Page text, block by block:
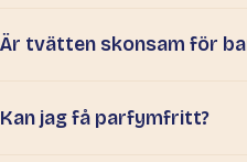
Är tvätten skonsam för
Kan jag få parfymfritt?